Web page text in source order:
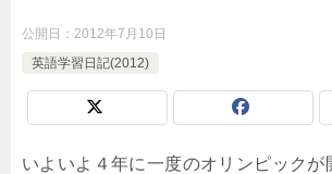
公開日： 2012年7月10日
英語学習日記(2012)
いよいよ４年に一度のオリンピックが